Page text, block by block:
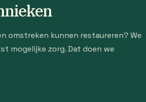
omstreken kunnen restaureren? We
mogelijke zorg. Dat doen we